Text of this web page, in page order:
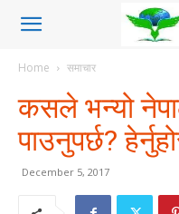
Home समाचार
कसले भन्यो
पाउनुपर्छ?
December 5, 2017